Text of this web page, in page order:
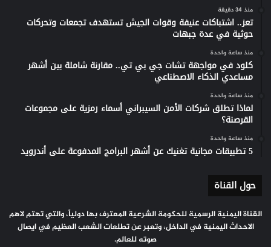
منذ 34 دقيقة
تعز.. اشتباكات عنيفة وقوات الجيش تستهدف تجمعات وتحركات
حوثية في عدة جبهات
منذ ساعة واحدة
كلود في مواجهة تشات جي بي تي.. مقارنة شاملة بين أشهر
مساعدي الذكاء الاصطناعي
منذ ساعة واحدة
لماذا تطلق شركات الأمن السيبراني أسماء رمزية على مجموعات
القرصنة؟
منذ ساعة واحدة
5 تطبيقات مجانية تغنيك عن أشهر البرامج المدفوعة على أندرويد
حول القناة
القناة اليمنية الرسمية للحكومة الشرعية المعترف بها دولياً، والتي تهتم لاهم
الاحداث اليمنية في الداخل، وتعبر عن تطلعات الشعب العظيم في ايصال
صوته للعالم.